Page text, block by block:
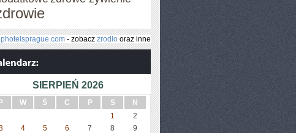
- zobacz zrodlo oraz inne
SIERPIEŃ 2026
P W Ś C P S
N
1
2
4 5 6 7 8
9